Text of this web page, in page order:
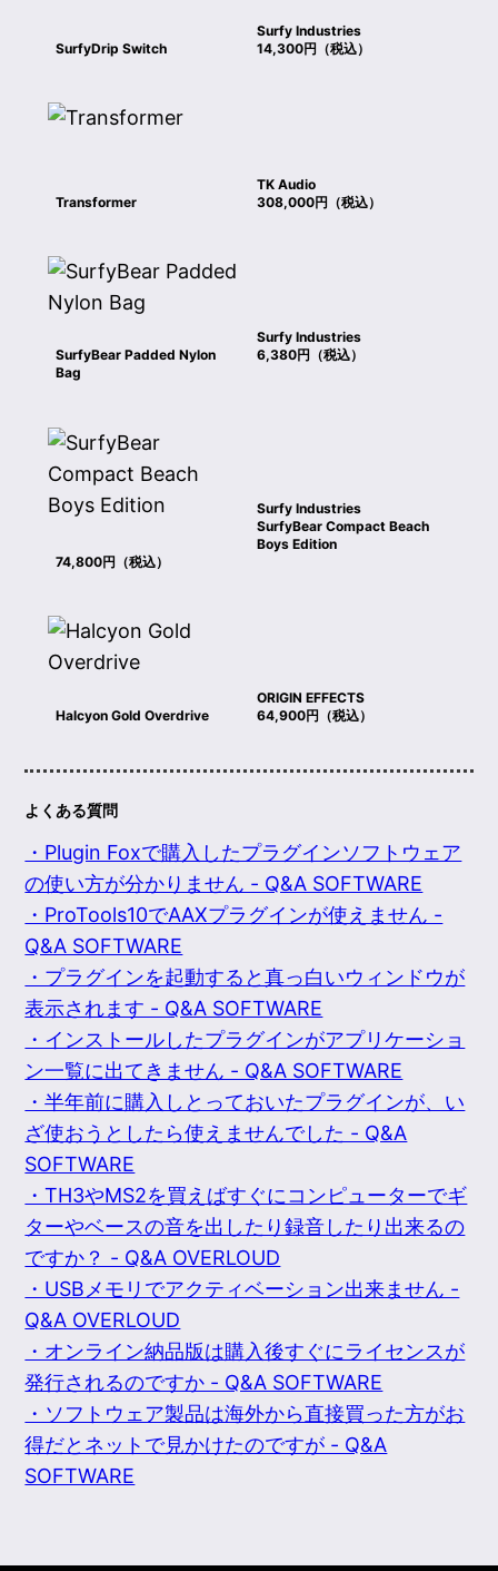
Surfy Industries
SurfyDrip Switch
14,300円（税込）
TK Audio
Transformer
308,000円（税込）
Surfy Industries
SurfyBear Padded Nylon
Bag
6,380円（税込）
Surfy Industries
SurfyBear Compact Beach
Boys Edition
74,800円（税込）
ORIGIN EFFECTS
Halcyon Gold Overdrive
64,900円（税込）
よくある質問
・Plugin Foxで購入したプラグインソフトウェア
の使い方が分かりません - Q&A SOFTWARE
・ProTools10でAAXプラグインが使えません -
Q&A SOFTWARE
・プラグインを起動すると真っ白いウィンドウが
表示されます - Q&A SOFTWARE
・インストールしたプラグインがアプリケーショ
ン一覧に出てきません - Q&A SOFTWARE
・半年前に購入しとっておいたプラグインが、い
ざ使おうとしたら使えませんでした - Q&A
SOFTWARE
・TH3やMS2を買えばすぐにコンピューターでギ
ターやベースの音を出したり録音したり出来るの
ですか？ - Q&A OVERLOUD
・USBメモリでアクティベーション出来ません -
Q&A OVERLOUD
・オンライン納品版は購入後すぐにライセンスが
発行されるのですか - Q&A SOFTWARE
・ソフトウェア製品は海外から直接買った方がお
得だとネットで見かけたのですが - Q&A
SOFTWARE